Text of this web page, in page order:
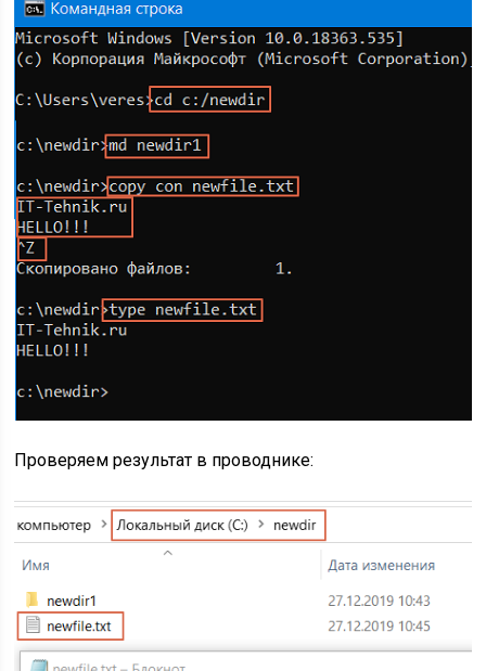
Проверяем результат в проводнике: